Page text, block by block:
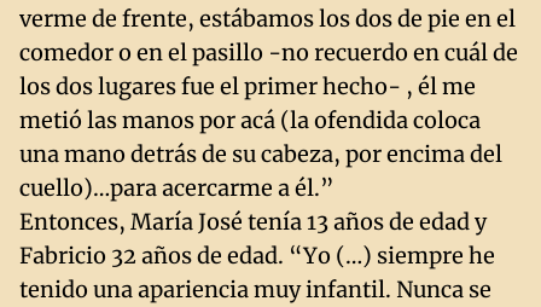
verme de frente, estábamos los dos de pie en el
comedor o en el pasillo -no recuerdo en cuál de
los dos lugares fue el primer hecho- , él me
metió las manos por acá (la ofendida coloca
una mano detrás de su cabeza, por encima del
cuello)…para acercarme a él.”
Entonces, María José tenía 13 años de edad y
Fabricio 32 años de edad. “Yo (…) siempre he
tenido una apariencia muy infantil. Nunca se